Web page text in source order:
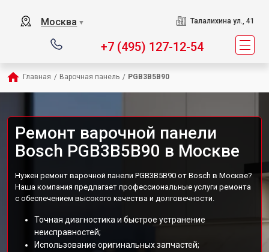
Москва ▼ Талалихина ул., 41
+7 (495) 127-12-54
Главная / Варочная панель / PGB3B5B90
Ремонт варочной панели
Bosch PGB3B5B90 в Москве
Нужен ремонт варочной панели PGB3B5B90 от Bosch в Москве?
Наша компания предлагает профессиональные услуги ремонта
с обеспечением высокого качества и долговечности.
Точная диагностика и быстрое устранение
неисправностей;
Использование оригинальных запчастей;